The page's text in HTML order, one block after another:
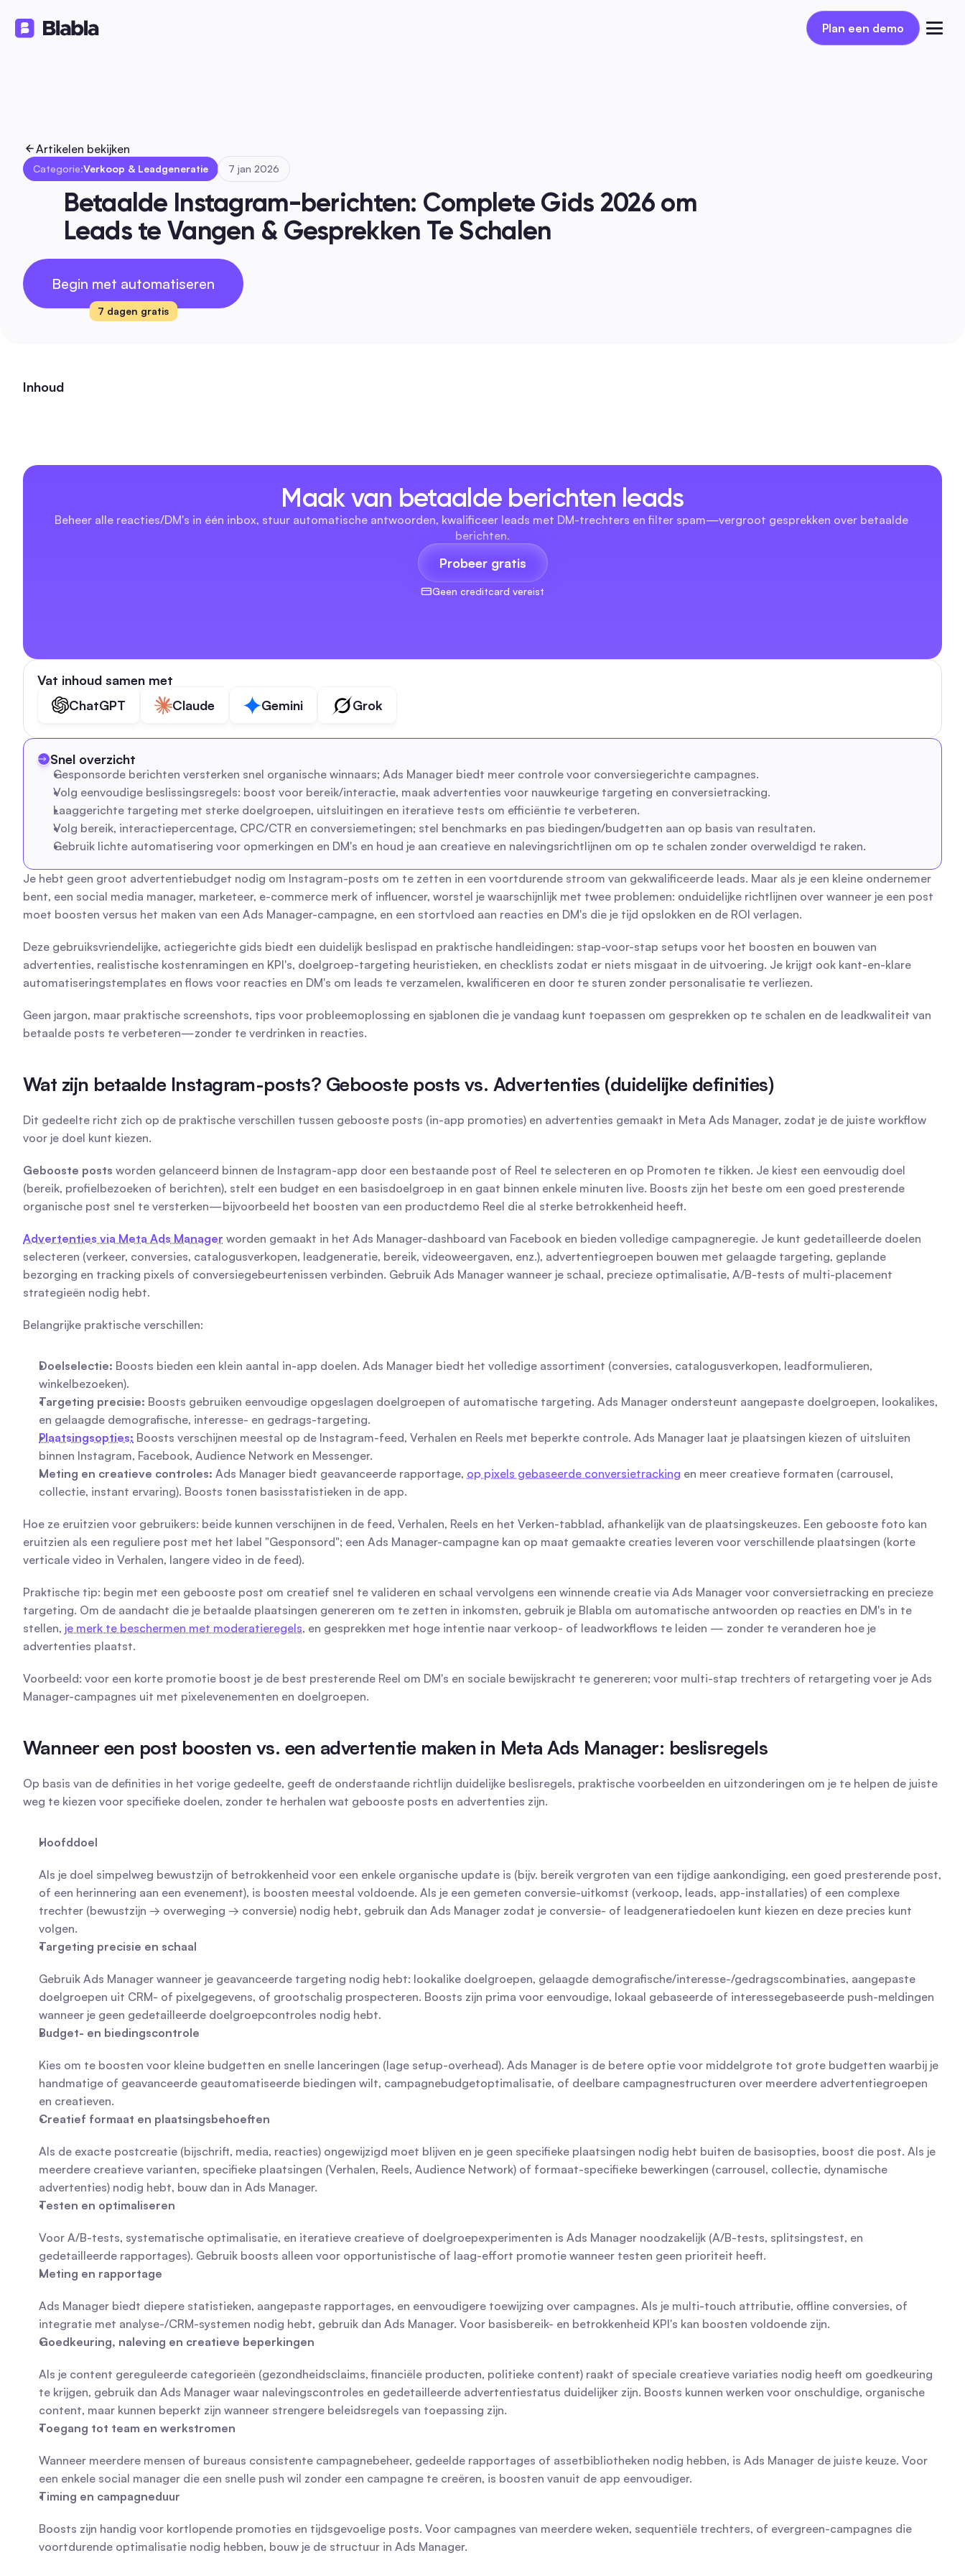
Plan een demo
Plan een demo
Artikelen bekijken
Categorie:Verkoop & Leadgeneratie 7 jan 2026
Betaalde Instagram-berichten: Complete Gids 2026 om
Leads te Vangen & Gesprekken Te Schalen
Begin met automatiseren
7 dagen gratis
Inhoud
Vat inhoud samen met
ChatGPT
Claude Gemini Grok
Snel overzicht
Gesponsorde berichten versterken snel organische winnaars; Ads Manager biedt meer controle voor conversiegerichte campagnes.
Volg eenvoudige beslissingsregels: boost voor bereik/interactie, maak advertenties voor nauwkeurige targeting en conversietracking.
Laaggerichte targeting met sterke doelgroepen, uitsluitingen en iteratieve tests om efficiëntie te verbeteren.
Volg bereik, interactiepercentage, CPC/CTR en conversiemetingen; stel benchmarks en pas biedingen/budgetten aan op basis van resultaten.
Gebruik lichte automatisering voor opmerkingen en DM's en houd je aan creatieve en nalevingsrichtlijnen om op te schalen zonder overweldigd te raken.
Je hebt geen groot advertentiebudget nodig om Instagram-posts om te zetten in een voortdurende stroom van gekwalificeerde leads. Maar als je een kleine ondernemer
bent, een social media manager, marketeer, e-commerce merk of influencer, worstel je waarschijnlijk met twee problemen: onduidelijke richtlijnen over wanneer je een post
moet boosten versus het maken van een Ads Manager-campagne, en een stortvloed aan reacties en DM's die je tijd opslokken en de ROI verlagen.
Deze gebruiksvriendelijke, actiegerichte gids biedt een duidelijk beslispad en praktische handleidingen: stap-voor-stap setups voor het boosten en bouwen van
advertenties, realistische kostenramingen en KPI's, doelgroep-targeting heuristieken, en checklists zodat er niets misgaat in de uitvoering. Je krijgt ook kant-en-klare
automatiseringstemplates en flows voor reacties en DM's om leads te verzamelen, kwalificeren en door te sturen zonder personalisatie te verliezen.
Geen jargon, maar praktische screenshots, tips voor probleemoplossing en sjablonen die je vandaag kunt toepassen om gesprekken op te schalen en de leadkwaliteit van
betaalde posts te verbeteren—zonder te verdrinken in reacties.
Wat zijn betaalde Instagram-posts? Gebooste posts vs. Advertenties (duidelijke definities)
Dit gedeelte richt zich op de praktische verschillen tussen gebooste posts (in-app promoties) en advertenties gemaakt in Meta Ads Manager, zodat je de juiste workflow
voor je doel kunt kiezen.
Gebooste posts worden gelanceerd binnen de Instagram-app door een bestaande post of Reel te selecteren en op Promoten te tikken. Je kiest een eenvoudig doel
(bereik, profielbezoeken of berichten), stelt een budget en een basisdoelgroep in en gaat binnen enkele minuten live. Boosts zijn het beste om een goed presterende
organische post snel te versterken—bijvoorbeeld het boosten van een productdemo Reel die al sterke betrokkenheid heeft.
Advertenties via Meta Ads Manager worden gemaakt in het Ads Manager-dashboard van Facebook en bieden volledige campagneregie. Je kunt gedetailleerde doelen
selecteren (verkeer, conversies, catalogusverkopen, leadgeneratie, bereik, videoweergaven, enz.), advertentiegroepen bouwen met gelaagde targeting, geplande
bezorging en tracking pixels of conversiegebeurtenissen verbinden. Gebruik Ads Manager wanneer je schaal, precieze optimalisatie, A/B-tests of multi-placement
strategieën nodig hebt.
Belangrijke praktische verschillen:
Doelselectie: Boosts bieden een klein aantal in-app doelen. Ads Manager biedt het volledige assortiment (conversies, catalogusverkopen, leadformulieren,
winkelbezoeken).
Targeting precisie: Boosts gebruiken eenvoudige opgeslagen doelgroepen of automatische targeting. Ads Manager ondersteunt aangepaste doelgroepen, lookalikes,
en gelaagde demografische, interesse- en gedrags-targeting.
Plaatsingsopties: Boosts verschijnen meestal op de Instagram-feed, Verhalen en Reels met beperkte controle. Ads Manager laat je plaatsingen kiezen of uitsluiten
binnen Instagram, Facebook, Audience Network en Messenger.
Meting en creatieve controles: Ads Manager biedt geavanceerde rapportage, op pixels gebaseerde conversietracking en meer creatieve formaten (carrousel,
collectie, instant ervaring). Boosts tonen basisstatistieken in de app.
Hoe ze eruitzien voor gebruikers: beide kunnen verschijnen in de feed, Verhalen, Reels en het Verken-tabblad, afhankelijk van de plaatsingskeuzes. Een gebooste foto kan
eruitzien als een reguliere post met het label "Gesponsord"; een Ads Manager-campagne kan op maat gemaakte creaties leveren voor verschillende plaatsingen (korte
verticale video in Verhalen, langere video in de feed).
Praktische tip: begin met een gebooste post om creatief snel te valideren en schaal vervolgens een winnende creatie via Ads Manager voor conversietracking en precieze
targeting. Om de aandacht die je betaalde plaatsingen genereren om te zetten in inkomsten, gebruik je Blabla om automatische antwoorden op reacties en DM's in te
stellen, je merk te beschermen met moderatieregels, en gesprekken met hoge intentie naar verkoop- of leadworkflows te leiden — zonder te veranderen hoe je
advertenties plaatst.
Voorbeeld: voor een korte promotie boost je de best presterende Reel om DM's en sociale bewijskracht te genereren; voor multi-stap trechters of retargeting voer je Ads
Manager-campagnes uit met pixelevenementen en doelgroepen.
Wanneer een post boosten vs. een advertentie maken in Meta Ads Manager: beslisregels
Op basis van de definities in het vorige gedeelte, geeft de onderstaande richtlijn duidelijke beslisregels, praktische voorbeelden en uitzonderingen om je te helpen de juiste
weg te kiezen voor specifieke doelen, zonder te herhalen wat gebooste posts en advertenties zijn.
Hoofddoel
Als je doel simpelweg bewustzijn of betrokkenheid voor een enkele organische update is (bijv. bereik vergroten van een tijdige aankondiging, een goed presterende post,
of een herinnering aan een evenement), is boosten meestal voldoende. Als je een gemeten conversie-uitkomst (verkoop, leads, app-installaties) of een complexe
trechter (bewustzijn → overweging → conversie) nodig hebt, gebruik dan Ads Manager zodat je conversie- of leadgeneratiedoelen kunt kiezen en deze precies kunt
volgen.
Targeting precisie en schaal
Gebruik Ads Manager wanneer je geavanceerde targeting nodig hebt: lookalike doelgroepen, gelaagde demografische/interesse-/gedragscombinaties, aangepaste
doelgroepen uit CRM- of pixelgegevens, of grootschalig prospecteren. Boosts zijn prima voor eenvoudige, lokaal gebaseerde of interessegebaseerde push-meldingen
wanneer je geen gedetailleerde doelgroepcontroles nodig hebt.
Budget- en biedingscontrole
Kies om te boosten voor kleine budgetten en snelle lanceringen (lage setup-overhead). Ads Manager is de betere optie voor middelgrote tot grote budgetten waarbij je
handmatige of geavanceerde geautomatiseerde biedingen wilt, campagnebudgetoptimalisatie, of deelbare campagnestructuren over meerdere advertentiegroepen
en creatieven.
Creatief formaat en plaatsingsbehoeften
Als de exacte postcreatie (bijschrift, media, reacties) ongewijzigd moet blijven en je geen specifieke plaatsingen nodig hebt buiten de basisopties, boost die post. Als je
meerdere creatieve varianten, specifieke plaatsingen (Verhalen, Reels, Audience Network) of formaat-specifieke bewerkingen (carrousel, collectie, dynamische
advertenties) nodig hebt, bouw dan in Ads Manager.
Testen en optimaliseren
Voor A/B-tests, systematische optimalisatie, en iteratieve creatieve of doelgroepexperimenten is Ads Manager noodzakelijk (A/B-tests, splitsingstest, en
gedetailleerde rapportages). Gebruik boosts alleen voor opportunistische of laag-effort promotie wanneer testen geen prioriteit heeft.
Meting en rapportage
Ads Manager biedt diepere statistieken, aangepaste rapportages, en eenvoudigere toewijzing over campagnes. Als je multi-touch attributie, offline conversies, of
integratie met analyse-/CRM-systemen nodig hebt, gebruik dan Ads Manager. Voor basisbereik- en betrokkenheid KPI's kan boosten voldoende zijn.
Goedkeuring, naleving en creatieve beperkingen
Als je content gereguleerde categorieën (gezondheidsclaims, financiële producten, politieke content) raakt of speciale creatieve variaties nodig heeft om goedkeuring
te krijgen, gebruik dan Ads Manager waar nalevingscontroles en gedetailleerde advertentiestatus duidelijker zijn. Boosts kunnen werken voor onschuldige, organische
content, maar kunnen beperkt zijn wanneer strengere beleidsregels van toepassing zijn.
Toegang tot team en werkstromen
Wanneer meerdere mensen of bureaus consistente campagnebeheer, gedeelde rapportages of assetbibliotheken nodig hebben, is Ads Manager de juiste keuze. Voor
een enkele social manager die een snelle push wil zonder een campagne te creëren, is boosten vanuit de app eenvoudiger.
Timing en campagneduur
Boosts zijn handig voor kortlopende promoties en tijdsgevoelige posts. Voor campagnes van meerdere weken, sequentiële trechters, of evergreen-campagnes die
voortdurende optimalisatie nodig hebben, bouw je de structuur in Ads Manager.
Maak van betaalde berichten leads
Beheer alle reacties/DM's in één inbox, stuur automatische antwoorden, kwalificeer leads met DM-trechters en filter spam—vergroot gesprekken over betaalde
berichten.
Probeer gratis
Geen creditcard vereist